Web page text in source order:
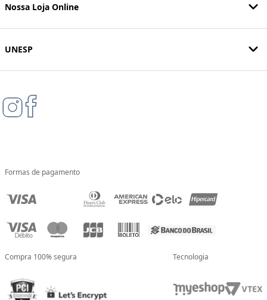
Nossa Loja Online
UNESP
Formas de pagamento
Compra 100% segura Tecnologia